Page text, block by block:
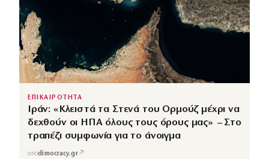
ΕΠΙΚΑΙΡΟΤΗΤΑ
Ιράν: «Κλειστά τα Στενά του Ορμούζ μέχρι να
δεχθούν οι ΗΠΑ όλους τους όρους μας» – Στο
τραπέζι συμφωνία για το άνοιγμα
απόdimocracy.gr↗